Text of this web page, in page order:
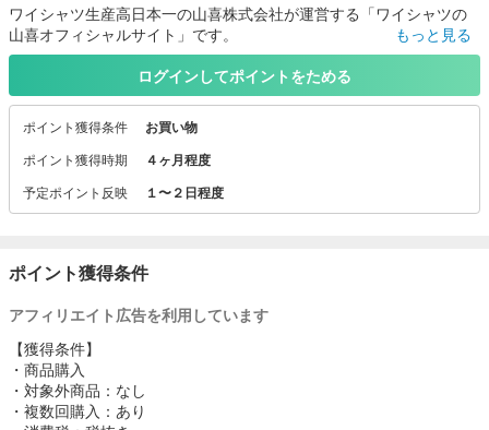
ワイシャツ生産高日本一の山喜株式会社が運営する「ワイシャツの
山喜オフィシャルサイト」です。
国内シェアNo.1の老舗ドレスシャツ直販です。
あらゆるシーンで活躍できる最新ビジネスシャツをお届けします。
【新規会員登録で200ポイント プレゼント】 7,000円以上お買い上
げで【送料無料】
もっと見る
ログインしてポイントをためる
ポイント獲得条件 お買い物
ポイント獲得時期 ４ヶ月程度
予定ポイント反映 １〜２日程度
ポイント獲得条件
アフィリエイト広告を利用しています
【獲得条件】
・商品購入
・対象外商品：なし
・複数回購入：あり